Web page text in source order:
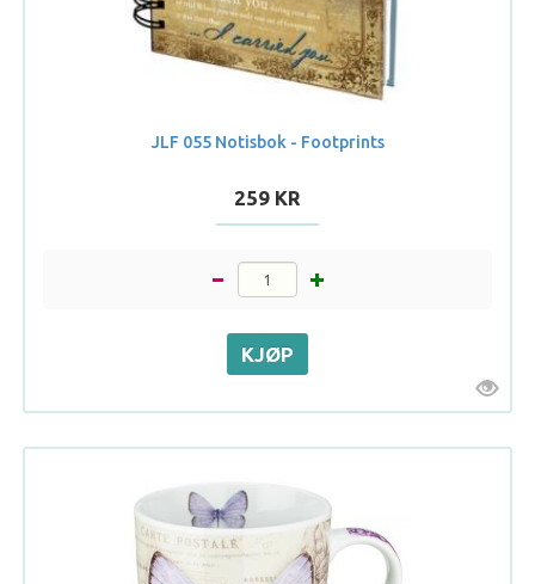
JLF 055 Notisbok - Footprints
259 KR